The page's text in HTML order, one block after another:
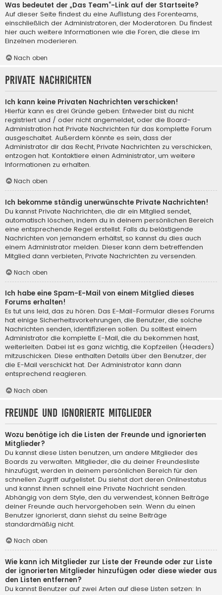
Was bedeutet der „Das Team“-Link auf der Startseite?
Auf dieser Seite findest du eine Auflistung des Forenteams,
einschließlich der Administratoren, der Moderatoren. Du findest
hier auch weitere Informationen wie die Foren, die diese im
Einzelnen moderieren.
Nach oben
Private Nachrichten
Ich kann keine Privaten Nachrichten verschicken!
Hierfür kann es drei Gründe geben: Entweder bist du nicht
registriert und / oder nicht angemeldet, oder die Board-
Administration hat Private Nachrichten für das komplette Forum
ausgeschaltet. Außerdem könnte es sein, dass der
Administrator dir das Recht, Private Nachrichten zu verschicken,
entzogen hat. Kontaktiere einen Administrator, um weitere
Informationen zu erhalten.
Nach oben
Ich bekomme ständig unerwünschte Private Nachrichten!
Du kannst Private Nachrichten, die dir ein Mitglied sendet,
automatisch löschen, indem du in deinem persönlichen Bereich
eine entsprechende Regel erstellst. Falls du belästigende
Nachrichten von jemandem erhältst, so kannst du dies auch
einem Administrator melden. Dieser kann dem betreffenden
Mitglied dann verbieten, Private Nachrichten zu versenden.
Nach oben
Ich habe eine Spam-E-Mail von einem Mitglied dieses
Forums erhalten!
Es tut uns leid, das zu hören. Das E-Mail-Formular dieses Forums
hat einige Sicherheitsvorkehrungen, die Benutzer, die solche
Nachrichten senden, identifizieren sollen. Du solltest einem
Administrator die komplette E-Mail, die du bekommen hast,
weiterleiten. Dabei ist es ganz wichtig, die Kopfzeilen (Headers)
mitzuschicken. Diese enthalten Details über den Benutzer, der
die E-Mail verschickt hat. Der Administrator kann dann
entsprechend reagieren.
Nach oben
Freunde und ignorierte Mitglieder
Wozu benötige ich die Listen der Freunde und ignorierten
Mitglieder?
Du kannst diese Listen benutzen, um andere Mitglieder des
Boards zu verwalten. Mitglieder, die du deiner Freundesliste
hinzufügst, werden in deinem persönlichen Bereich für den
schnellen Zugriff aufgelistet. Du siehst dort deren Onlinestatus
und kannst ihnen schnell eine Private Nachricht senden.
Abhängig von dem Style, den du verwendest, können Beiträge
deiner Freunde auch hervorgehoben sein. Wenn du einen
Benutzer ignorierst, dann siehst du seine Beiträge
standardmäßig nicht.
Nach oben
Wie kann ich Mitglieder zur Liste der Freunde oder zur Liste
der ignorierten Mitglieder hinzufügen oder diese wieder aus
den Listen entfernen?
Du kannst Benutzer auf zwei Arten auf diese Listen setzen: In